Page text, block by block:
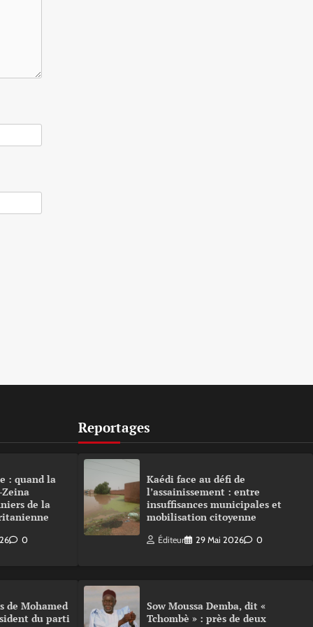
: quand la
de la
0
de Mohamed
du parti
Reportages
Kaédi face au défi de
l’assainissement : entre
insuffisances municipales et
mobilisation citoyenne
Éditeur 29 Mai 2026 0
Sow Moussa Demba, dit «
Tchombè » : près de deux